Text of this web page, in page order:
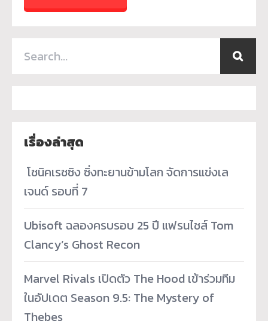
เรื่องล่าสุด
­ โซนิคเรซซิง ซิ่งทะยานข้ามโลก จัดการแข่งเล
เจนด์ รอบที่ 7
Ubisoft ฉลองครบรอบ 25 ปี แฟรนไชส์ Tom
Clancy’s Ghost Recon
Marvel Rivals เปิดตัว The Hood เข้าร่วมทีม
ในอัปเดต Season 9.5: The Mystery of
Thebes